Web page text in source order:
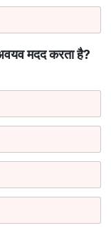
मदद करता है?